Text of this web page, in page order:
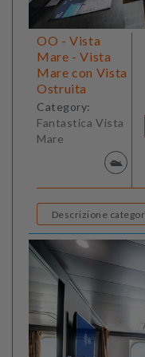
OO - Vista
Mare - Vista
Mare con Vista
Ostruita
Category:
Fantastica Vista
Mare
Descrizione